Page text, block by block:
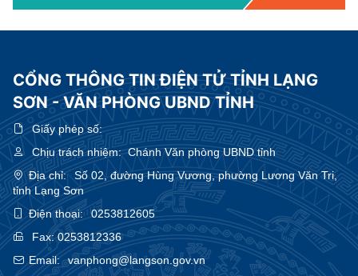
CỔNG THÔNG TIN ĐIỆN TỬ TỈNH LẠNG
SƠN - VĂN PHÒNG UBND TỈNH
Giấy phép số:
Chịu trách nhiệm:Chánh Văn phòng UBND tỉnh
Địa chỉ:
Số 02, đường Hùng Vương, phường Lương Văn Tri,
tỉnh Lạng Sơn
Điện thoại:
0253812605
Fax:0253812336
Email:
vanphong@langson.gov.vn